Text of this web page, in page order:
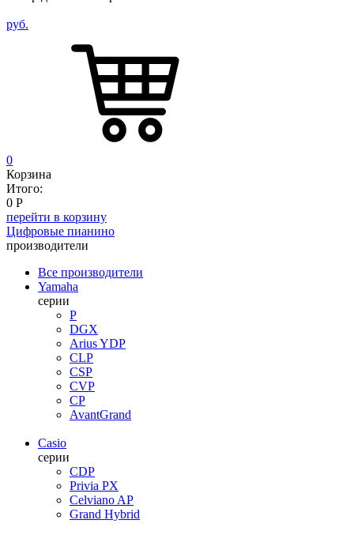
руб.
0
Корзина
Итого:
0 Р
перейти в корзину
Цифровые пианино
производители
Все производители
Yamaha
серии
P
DGX
Arius YDP
CLP
CSP
CVP
CP
AvantGrand
Casio
серии
CDP
Privia PX
Celviano AP
Grand Hybrid